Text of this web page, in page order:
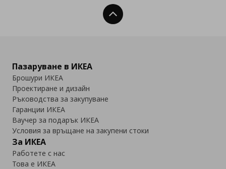
Нагоре
Пазаруване в ИКЕА
Брошури ИКЕА
Проектиране и дизайн
Ръководства за закупуване
Гаранции ИКЕА
Ваучер за подарък ИКЕА
Условия за връщане на закупени стоки
За ИКЕА
Работете с нас
Това е ИКЕА